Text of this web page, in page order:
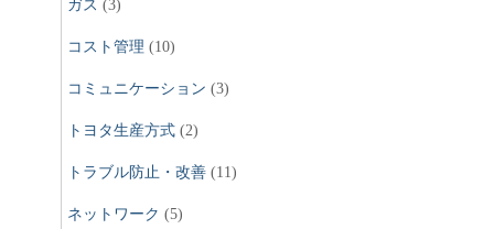
ガス (3)
コスト管理 (10)
コミュニケーション (3)
トヨタ生産方式 (2)
トラブル防止・改善 (11)
ネットワーク (5)